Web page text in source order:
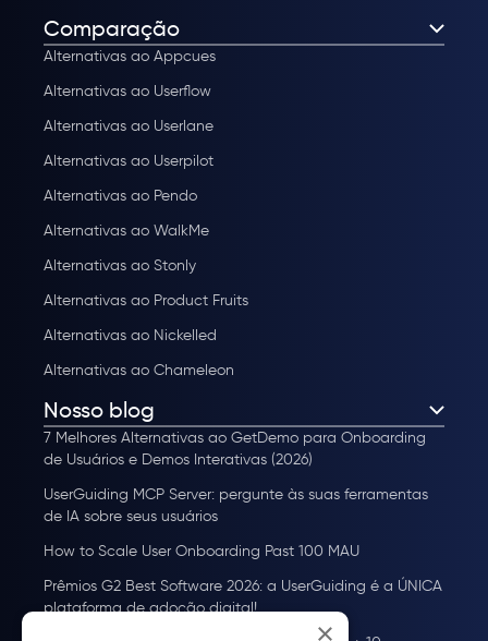
Comparação
Alternativas ao Appcues
Alternativas ao Userflow
Alternativas ao Userlane
Alternativas ao Userpilot
Alternativas ao Pendo
Alternativas ao WalkMe
Alternativas ao Stonly
Alternativas ao Product Fruits
Alternativas ao Nickelled
Alternativas ao Chameleon
Nosso blog
7 Melhores Alternativas ao GetDemo para Onboarding
de Usuários e Demos Interativas (2026)
UserGuiding MCP Server: pergunte às suas ferramentas
de IA sobre seus usuários
How to Scale User Onboarding Past 100 MAU
Prêmios G2 Best Software 2026: a UserGuiding é a ÚNICA
plataforma de adoção digital!
×